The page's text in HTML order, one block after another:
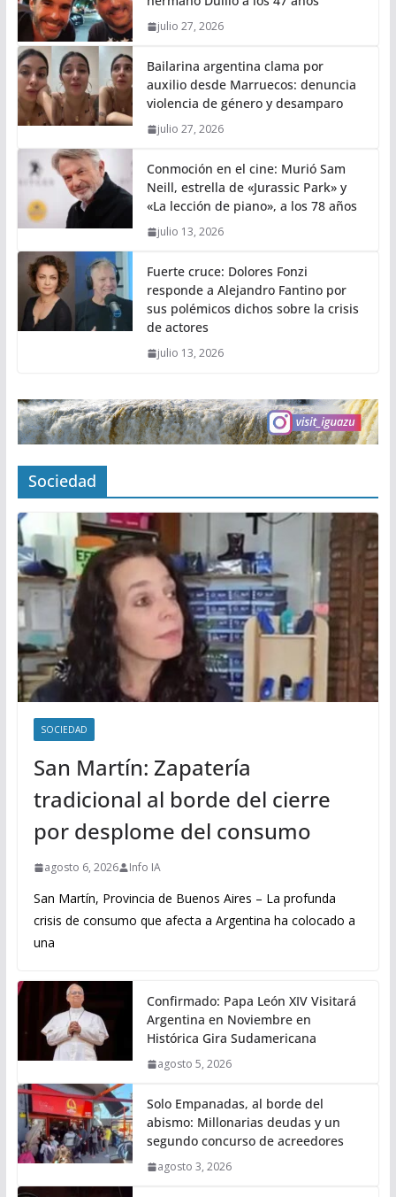
julio 27, 2026
Bailarina argentina clama por
auxilio desde Marruecos: denuncia
violencia de género y desamparo
julio 27, 2026
Conmoción en el cine: Murió Sam
Neill, estrella de «Jurassic Park» y
«La lección de piano», a los 78 años
julio 13, 2026
Fuerte cruce: Dolores Fonzi
responde a Alejandro Fantino por
sus polémicos dichos sobre la crisis
de actores
julio 13, 2026
Sociedad
SOCIEDAD
San Martín: Zapatería
tradicional al borde del cierre
por desplome del consumo
agosto 6, 2026 Info IA
San Martín, Provincia de Buenos Aires – La profunda
crisis de consumo que afecta a Argentina ha colocado a
una
Confirmado: Papa León XIV Visitará
Argentina en Noviembre en
Histórica Gira Sudamericana
agosto 5, 2026
Solo Empanadas, al borde del
abismo: Millonarias deudas y un
segundo concurso de acreedores
agosto 3, 2026